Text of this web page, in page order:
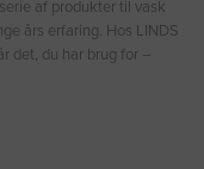
af produkter til vask
års erfaring. Hos LINDS
det, du har brug for –